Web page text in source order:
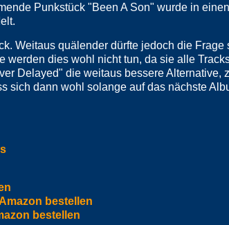
Punkstück "Been A Son" wurde in
Weitaus quälender dürfte jedoch die Frage
werden dies wohl nicht tun, da sie alle
Delayed" die weitaus bessere Alternative,
sich dann wohl solange auf das nächste
bestellen
bestellen